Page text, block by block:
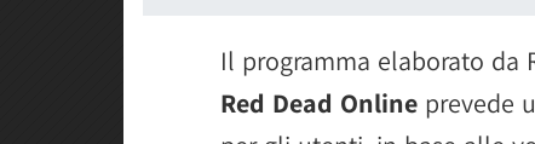
Il programma elaborato da
Red Dead Online prevede